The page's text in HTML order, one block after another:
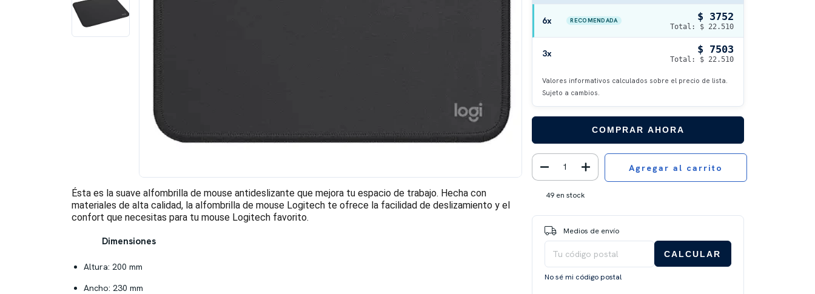
Ésta es la suave alfombrilla de mouse antideslizante que mejora tu espacio de trabajo. Hecha con
materiales de alta calidad, la alfombrilla de mouse Logitech te ofrece la facilidad de deslizamiento y el
confort que necesitas para tu mouse Logitech favorito.
Dimensiones
Altura: 200 mm
Ancho: 230 mm
6x RECOMENDADA $ 3752
Total: $ 22.510
3x $ 7503
Total: $ 22.510
Valores informativos calculados sobre el precio de lista.
Sujeto a cambios.
COMPRAR AHORA
49 en stock
Entregas para el CP:
Medios de envío
CALCULAR
No sé mi código postal